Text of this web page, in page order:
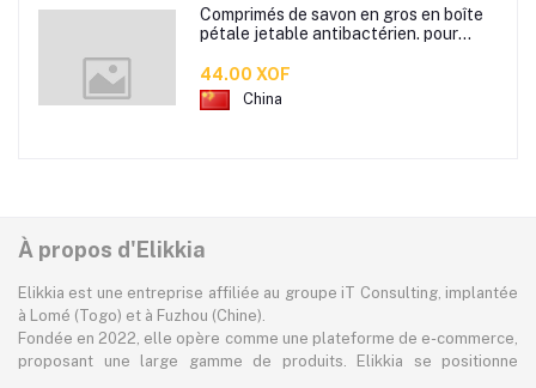
Comprimés de savon en gros en boîte
pétale jetable antibactérien. pour
des mini comprimés de lavage des
mains en papier savon
44.00 XOF
China
À propos d'Elikkia
Elikkia est une entreprise affiliée au groupe iT Consulting, implantée
à Lomé (Togo) et à Fuzhou (Chine).
Fondée en 2022, elle opère comme une plateforme de e-commerce,
proposant une large gamme de produits. Elikkia se positionne